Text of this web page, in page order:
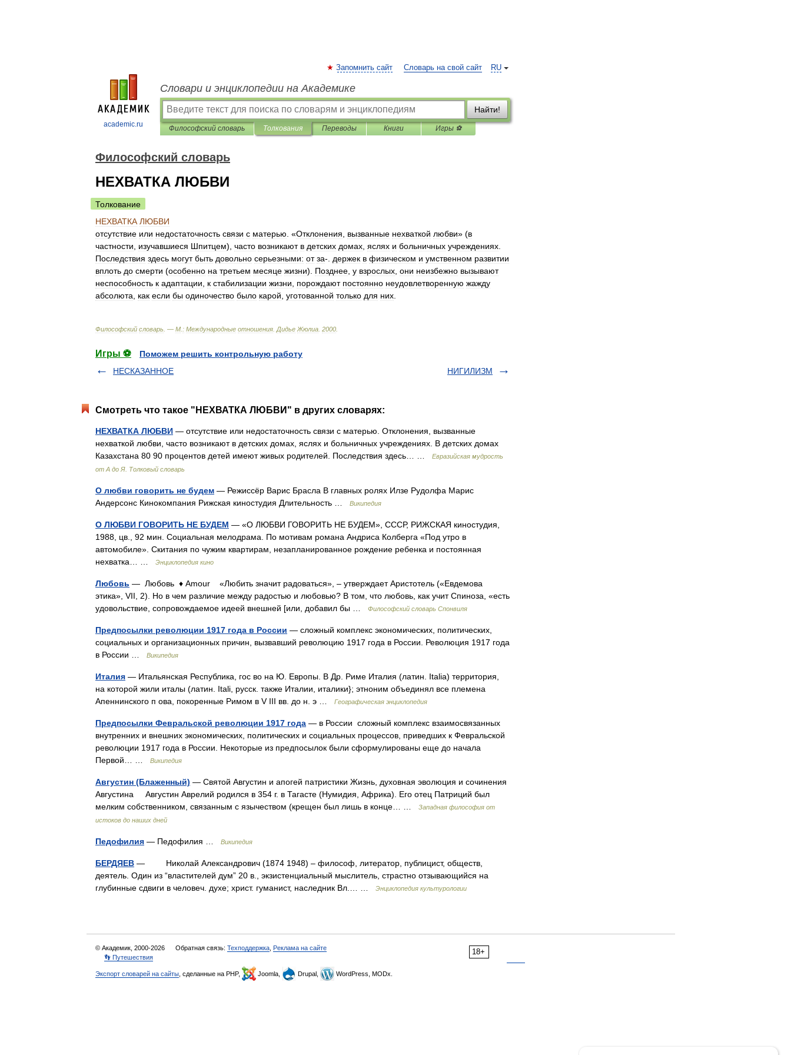
academic.ru
RU
Запомнить сайт Словарь на свой сайт
Словари и энциклопедии на Академике
Найти!
Философский словарь Толкования Переводы Книги Игры ⚽
Философский словарь
НЕХВАТКА ЛЮБВИ
Толкование
НЕХВАТКА ЛЮБВИ
отсутствие или недостаточность связи с матерью . «Отклонения вызванные нехваткой любви» (в
частности
изучавшиеся Шпитцем), часто возникают в детских домах яслях и больничных учреждениях
Последствия здесь могут быть довольно серьезными: от за-. держек в физическом и умственном развитии
вплоть до смерти (особенно на третьем месяце жизни). Позднее у взрослых они неизбежно вызывают
неспособность к адаптации к стабилизации жизни порождают постоянно неудовлетворенную жажду
абсолюта
как если бы одиночество было карой уготованной только для них
Философский словарь . — М : Международные отношения Дидье Жюлиа 2000
Игры ⚽
Поможем решить контрольную работу
НЕСКАЗАННОЕ
НИГИЛИЗМ
Смотреть что такое "НЕХВАТКА ЛЮБВИ" в других словарях:
НЕХВАТКА ЛЮБВИ — отсутствие или недостаточность связи с матерью. Отклонения, вызванные
нехваткой любви, часто возникают в детских домах, яслях и больничных учреждениях. В детских домах
Казахстана 80 90 процентов детей имеют живых родителей. Последствия здесь… …
Евразийская мудрость
от А до Я. Толковый словарь
О любви говорить не будем — Режиссёр Варис Брасла В главных ролях Илзе Рудолфа Марис
Андерсонс Кинокомпания Рижская киностудия Длительность …
Википедия
О ЛЮБВИ ГОВОРИТЬ НЕ БУДЕМ — «О ЛЮБВИ ГОВОРИТЬ НЕ БУДЕМ», СССР, РИЖСКАЯ киностудия,
1988, цв., 92 мин. Социальная мелодрама. По мотивам романа Андриса Колберга «Под утро в
автомобиле». Скитания по чужим квартирам, незапланированное рождение ребенка и постоянная
нехватка… …
Энциклопедия кино
Любовь — Любовь ♦ Amour «Любить значит радоваться», – утверждает Аристотель («Евдемова
этика», VII, 2). Но в чем различие между радостью и любовью? В том, что любовь, как учит Спиноза, «есть
удовольствие, сопровождаемое идеей внешней [или, добавил бы …
Философский словарь Спонвиля
Предпосылки революции 1917 года в России — сложный комплекс экономических, политических,
социальных и организационных причин, вызвавший революцию 1917 года в России. Революция 1917 года
в России …
Википедия
Италия — Итальянская Республика, гос во на Ю. Европы. В Др. Риме Италия (латин. Italia) территория,
на которой жили италы (латин. Itali, русск. также Италии, италики}; этноним объединял все племена
Апеннинского п ова, покоренные Римом в V III вв. до н. э …
Географическая энциклопедия
Предпосылки Февральской революции 1917 года — в России сложный комплекс взаимосвязанных
внутренних и внешних экономических, политических и социальных процессов, приведших к Февральской
революции 1917 года в России. Некоторые из предпосылок были сформулированы еще до начала
Первой… …
Википедия
Августин (Блаженный) — Святой Августин и апогей патристики Жизнь, духовная эволюция и сочинения
Августина Августин Аврелий родился в 354 г. в Тагасте (Нумидия, Африка). Его отец Патриций был
мелким собственником, связанным с язычеством (крещен был лишь в конце… …
Западная философия от
истоков до наших дней
Педофилия — Педофилия … Википедия
БЕРДЯЕВ — Николай Александрович (1874 1948) – философ, литератор, публицист, обществ,
деятель. Один из “властителей дум” 20 в., экзистенциальный мыслитель, страстно отзывающийся на
глубинные сдвиги в человеч. духе; христ. гуманист, наследник Вл.… …
Энциклопедия культурологии
18+
© Академик, 2000-2026 Обратная связь: Техподдержка Реклама на сайте
👣 Путешествия
Экспорт словарей на сайты , сделанные на PHP, Joomla, Drupal, WordPress, MODx.